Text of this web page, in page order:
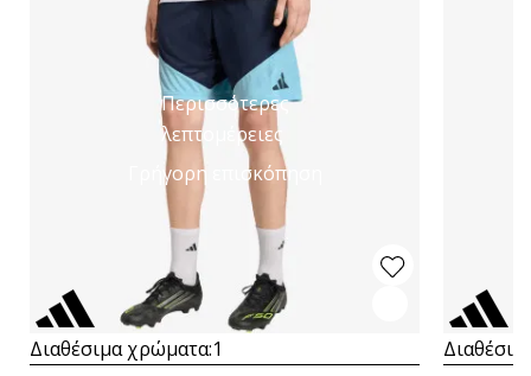
Περισσότερες
λεπτομέρειες
Γρήγορη επισκόπηση
Διαθέσιμα χρώματα:1